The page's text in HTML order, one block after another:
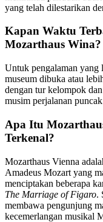
yang telah dilestarikan
Kapan Waktu
Mozarthaus Wina?
Untuk pengalaman yang
museum dibuka atau
dengan tur kelompok
musim perjalanan
Apa Itu
Terkenal?
Mozarthaus Vienna
Amadeus Mozart yang
menciptakan beberapa
The Marriage of Figaro.
membawa pengunjung
kecemerlangan musikal